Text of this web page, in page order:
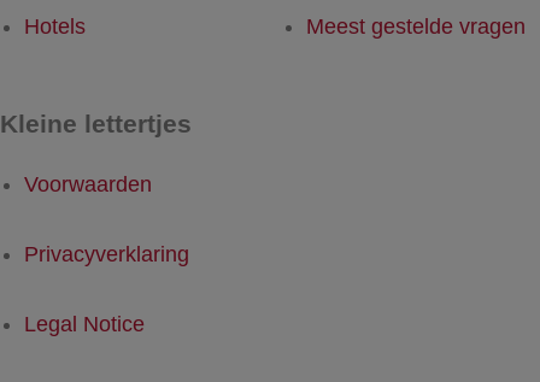
Hotels Meest gestelde vragen
Kleine lettertjes
Voorwaarden
Privacyverklaring
Legal Notice